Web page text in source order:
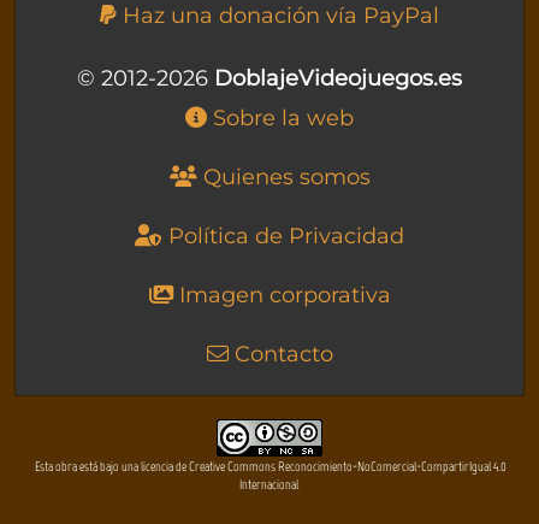
Haz una donación vía PayPal
© 2012-2026 DoblajeVideojuegos.es
Sobre la web
Quienes somos
Política de Privacidad
Imagen corporativa
Contacto
Esta obra está bajo una licencia de Creative Commons Reconocimiento-NoComercial-CompartirIgual 4.0
Internacional